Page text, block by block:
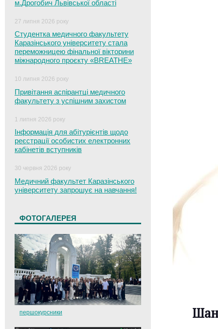
м.Дрогобич Львівської області
27 липня 2026 року
Студентка медичного факультету
Каразінського університету стала
переможницею фінальної вікторини
міжнародного проєкту «BREATHE»
10 липня 2026 року
Привітання аспірантці медичного
факультету з успішним захистом
1 липня 2026 року
Інформація для абітурієнтів щодо
реєстрації особистих електронних
кабінетів вступників
30 червня 2026 року
Медичний факультет Каразінського
університету запрошує на навчання!
ФОТОГАЛЕРЕЯ
першокурсники